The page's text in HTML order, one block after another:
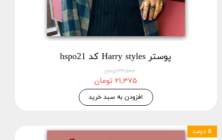
پوستر Harry styles کد hspo21
۲۲,۵۰۰ تومان
۲۱,۳۷۵ تومان
افزودن به سبد خرید
۵ درصد